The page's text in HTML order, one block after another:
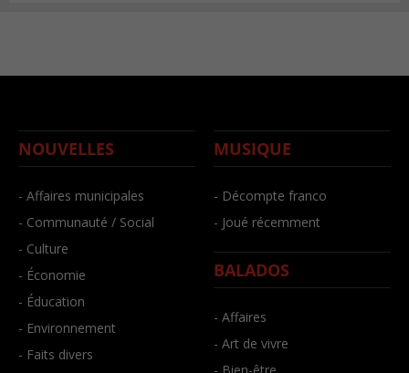
NOUVELLES
- Affaires municipales
- Communauté / Social
- Culture
- Économie
- Éducation
- Environnement
- Faits divers
MUSIQUE
- Décompte franco
- Joué récemment
BALADOS
- Affaires
- Art de vivre